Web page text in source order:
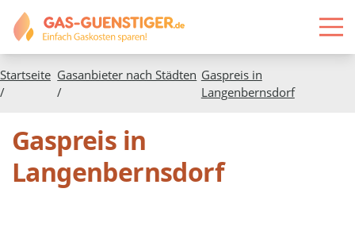
Startseite
/
Gasanbieter nach Städten
/
Gaspreis in
Langenbernsdorf
Gaspreis in
Langenbernsdorf